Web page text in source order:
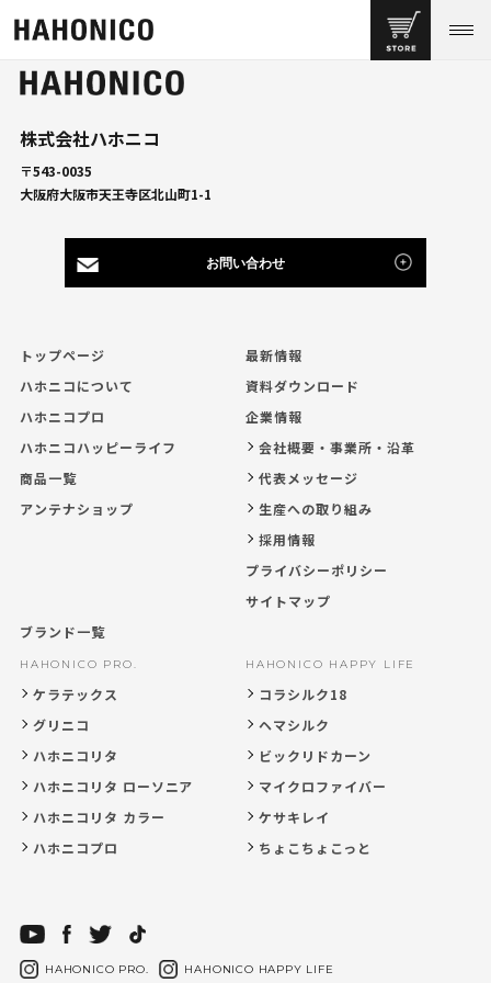
株式会社ハホニコ
〒543-0035
大阪府大阪市天王寺区北山町1-1
お問い合わせ
トップページ
ハホニコについて
ハホニコプロ
ハホニコハッピーライフ
商品一覧
アンテナショップ
ブランド一覧
HAHONICO PRO.
ケラテックス
グリニコ
ハホニコリタ
ハホニコリタ ローソニア
ハホニコリタ カラー
ハホニコプロ
HAHONICO HAPPY LIFE
コラシルク18
ヘマシルク
ビックリドカーン
マイクロファイバー
ケサキレイ
ちょこちょこっと
最新情報
資料ダウンロード
企業情報
会社概要・事業所・沿革
代表メッセージ
生産への取り組み
採用情報
プライバシーポリシー
サイトマップ
HAHONICO PRO. HAHONICO HAPPY LIFE